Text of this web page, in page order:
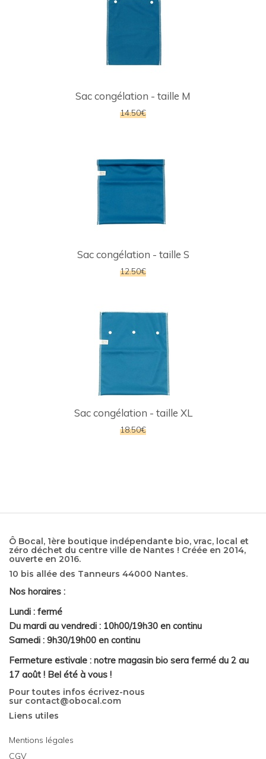
Sac congélation - taille M
14.50€
Sac congélation - taille S
12.50€
Sac congélation - taille XL
18.50€
Ô Bocal, 1ère boutique indépendante bio, vrac, local et
zéro déchet du centre ville de Nantes ! Créée en 2014,
ouverte en 2016.
10 bis allée des Tanneurs 44000 Nantes.
Nos horaires :
Lundi : fermé
Du mardi au vendredi : 10h00/19h30 en continu
Samedi : 9h30/19h00 en continu
Fermeture estivale : notre magasin bio sera fermé du 2 au
17 août ! Bel été à vous !
Pour toutes infos écrivez-nous
sur contact@obocal.com
Liens utiles
Mentions légales
CGV